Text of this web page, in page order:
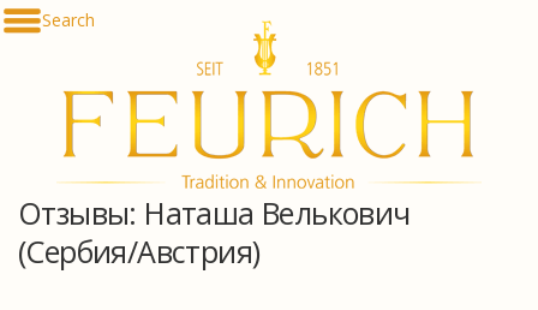
Skip
to
Search
Отзывы: Наташа Велькович
(Сербия/Австрия)